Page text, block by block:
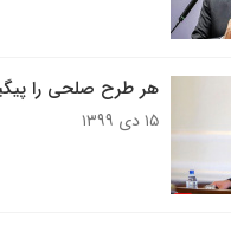
هر طرح صلحی را
۱۵ دی ۱۳۹۹